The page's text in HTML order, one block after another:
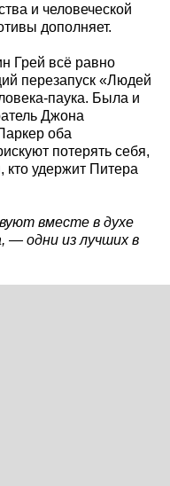
и человеческой
дополняет.
Грей всё равно
перезапуск «Людей
паука. Была и
Джона
оба
потерять себя,
кто удержит Питера
вместе в духе
— одни из лучших в